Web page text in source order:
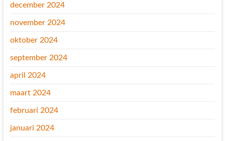
december 2024
november 2024
oktober 2024
september 2024
april 2024
maart 2024
februari 2024
januari 2024